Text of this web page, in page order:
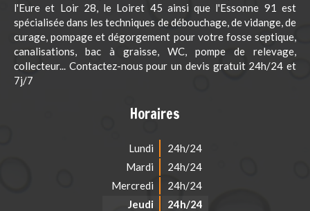
l'Eure et Loir 28, le Loiret 45 ainsi que l'Essonne 91 est
spécialisée dans les techniques de débouchage, de vidange, de
curage, pompage et dégorgement pour votre fosse septique,
canalisations, bac à graisse, WC, pompe de relevage,
collecteur... Contactez-nous pour un devis gratuit 24h/24 et
7j/7
Horaires
Lundi
24h/24
Mardi
24h/24
Mercredi
24h/24
Jeudi
24h/24